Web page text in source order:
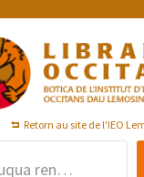
Retorn au site de l'IEO